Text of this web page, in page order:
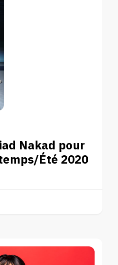
Nakad pour
Été 2020